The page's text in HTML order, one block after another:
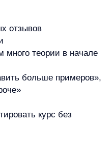
— вы задаёте
приходите к
это имеет
данные.
ошибка в